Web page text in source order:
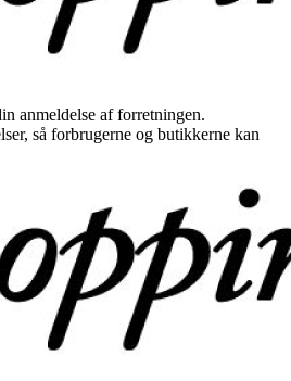
anmeldelse af forretningen.
så forbrugerne og butikkerne kan